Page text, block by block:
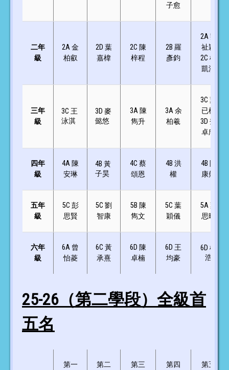
子愈
二年
級
2A 金
柏叡
2D 葉
嘉椲
2C 陳
梓程
2B 羅
彥鈞
2A 劉
祉穎
2C 楊
凱淇
三年
級
3C 王
泳淇
3D 麥
懿悠
3A 陳
雋升
3A 余
柏羲
3C 葉
已權
3D 鄧
卓欣
四年
級
4A 陳
安琳
4B 黃
子昊
4C 蔡
頌恩
4B 洪
權
4B 陳
康翹
五年
級
5C 彭
思賢
5C 劉
智康
5B 陳
雋文
5C 葉
穎儀
5A 葉
思晴
六年
級
6A 曾
怡菱
6C 黃
承熹
6D 陳
卓楠
6D 王
均豪
6D 楊
浩
25-26（第二學段）全級首
五名
第一
第二
第三
第四
第五